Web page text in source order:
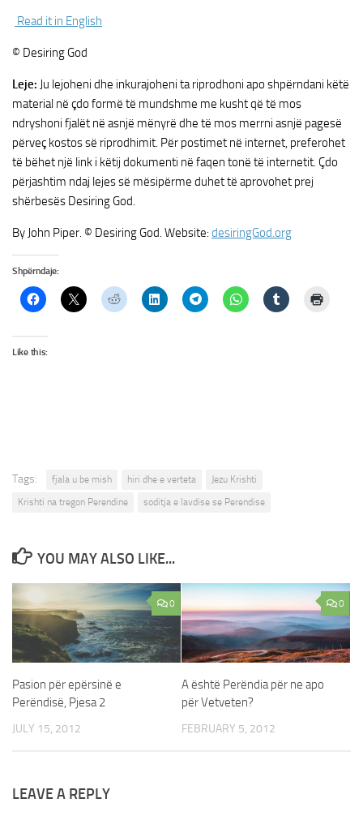
Read it in English
© Desiring God
Leje: Ju lejoheni dhe inkurajoheni ta riprodhoni apo shpërndani këtë
material në çdo formë të mundshme me kusht që të mos
ndryshoni fjalët në asnjë mënyrë dhe të mos merrni asnjë pagesë
përveç kostos së riprodhimit. Për postimet në internet, preferohet
të bëhet një link i këtij dokumenti në faqen tonë të internetit. Çdo
përjashtim ndaj lejes së mësipërme duhet të aprovohet prej
shërbesës Desiring God.
By John Piper. © Desiring God. Website: desiringGod.org
Shpërndaje:
Like this:
Tags: fjala u be mish hiri dhe e verteta
Jezu Krishti
Krishti na tregon Perendine
soditja e lavdise se Perendise
YOU MAY ALSO LIKE...
0
Pasion për epërsinë e
Perëndisë, Pjesa 2
JULY 15, 2012
0
A është Perëndia për ne apo
për Vetveten?
FEBRUARY 5, 2012
LEAVE A REPLY